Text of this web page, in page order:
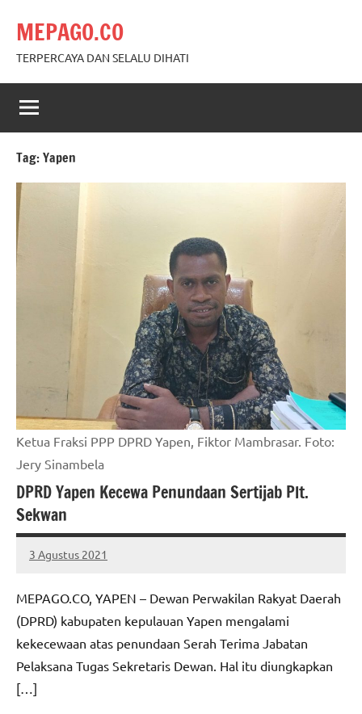
content
MEPAGO.CO
TERPERCAYA DAN SELALU DIHATI
Tag:Yapen
Ketua Fraksi PPP DPRD Yapen, Fiktor Mambrasar. Foto:
Jery Sinambela
DPRD Yapen Kecewa Penundaan Sertijab Plt.
Sekwan
3 Agustus 2021
MEPAGO
No
MEPAGO.CO, YAPEN – Dewan Perwakilan Rakyat Daerah
(DPRD) kabupaten kepulauan Yapen mengalami
kekecewaan atas penundaan Serah Terima Jabatan
Pelaksana Tugas Sekretaris Dewan. Hal itu diungkapkan
[…]